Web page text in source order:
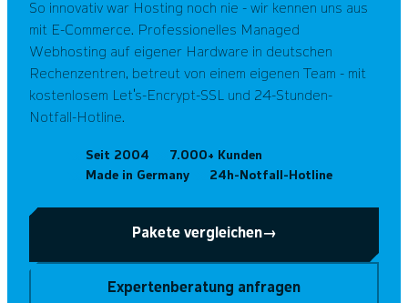
So innovativ war Hosting noch nie - wir kennen uns aus
mit E-Commerce. Professionelles Managed
Webhosting auf eigener Hardware in deutschen
Rechenzentren, betreut von einem eigenen Team - mit
kostenlosem Let's-Encrypt-SSL und 24-Stunden-
Notfall-Hotline.
Seit 2004
7.000+ Kunden
Made in Germany
24h-Notfall-Hotline
Pakete vergleichen→
Expertenberatung anfragen